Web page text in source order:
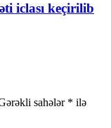
iclası keçirilib
sahələr * ilə